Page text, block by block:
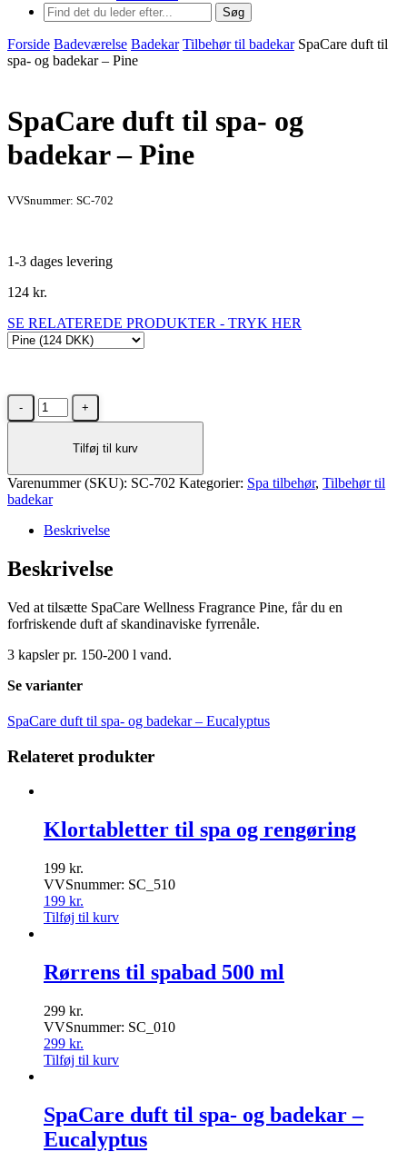
Søg
Forside Badeværelse Badekar Tilbehør til badekar SpaCare duft til
spa- og badekar – Pine
SpaCare duft til spa- og
badekar – Pine
VVSnummer: SC-702
1-3 dages levering
124 kr.
SE RELATEREDE PRODUKTER - TRYK HER
SpaCare
duft
badekar
-
antal
Tilføj til kurv
Varenummer (SKU): SC-702 Kategorier: Spa tilbehør, Tilbehør til
badekar
Beskrivelse
Beskrivelse
Ved at tilsætte SpaCare Wellness Fragrance Pine, får du en
forfriskende duft af skandinaviske fyrrenåle.
3 kapsler pr. 150-200 l vand.
Se varianter
SpaCare duft til spa- og badekar – Eucalyptus
Relateret produkter
Klortabletter til spa og rengøring
199 kr.
VVSnummer: SC_510
199 kr.
Tilføj til kurv
Rørrens til spabad 500 ml
299 kr.
VVSnummer: SC_010
299 kr.
Tilføj til kurv
SpaCare duft til spa- og badekar –
Eucalyptus